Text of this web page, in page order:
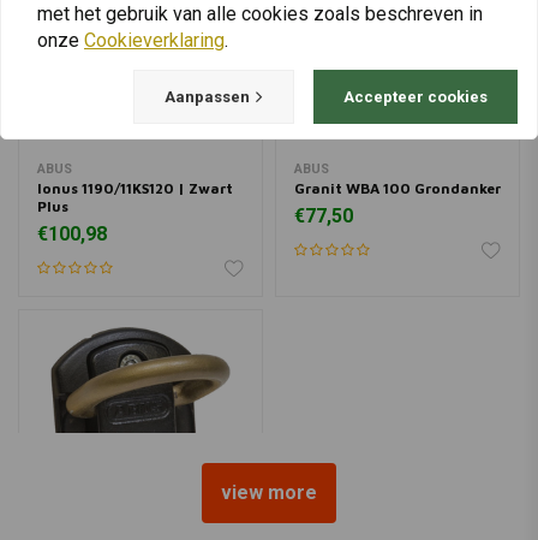
ABUS
Ionus 1190/11KS120 | Zwart
Plus
€100,98
ABUS
Granit WBA 100 Grondanker
€77,50
view more
met het gebruik van alle cookies zoals beschreven in
onze Cookieverklaring.
Aanpassen Accepteer cookies